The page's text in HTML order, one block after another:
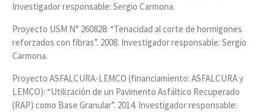
Investigador responsable: Sergio Carmona.
Proyecto USM N° 260828: “Tenacidad al corte de hormigones
reforzados con fibras”. 2008. Investigador responsable: Sergio
Carmona.
Proyecto ASFALCURA-LEMCO (financiamiento: ASFALCURA y
LEMCO): “Utilización de un Pavimento Asfáltico Recuperado
(RAP) como Base Granular”. 2014. Investigador responsable: